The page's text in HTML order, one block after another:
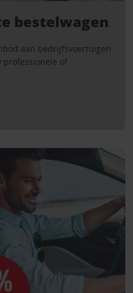
bestelwagen
aan bedrijfsvoertuigen
professionele of